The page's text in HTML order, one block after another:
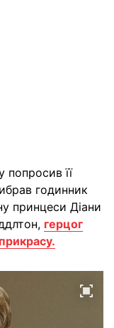
попросив її
годинник
принцеси Діани
герцог